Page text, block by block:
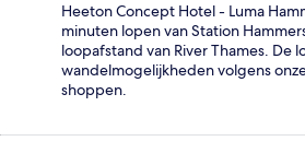
Heeton Concept Hotel - Luma
minuten lopen van Station
loopafstand van River Thames. De
wandelmogelijkheden volgens
shoppen.